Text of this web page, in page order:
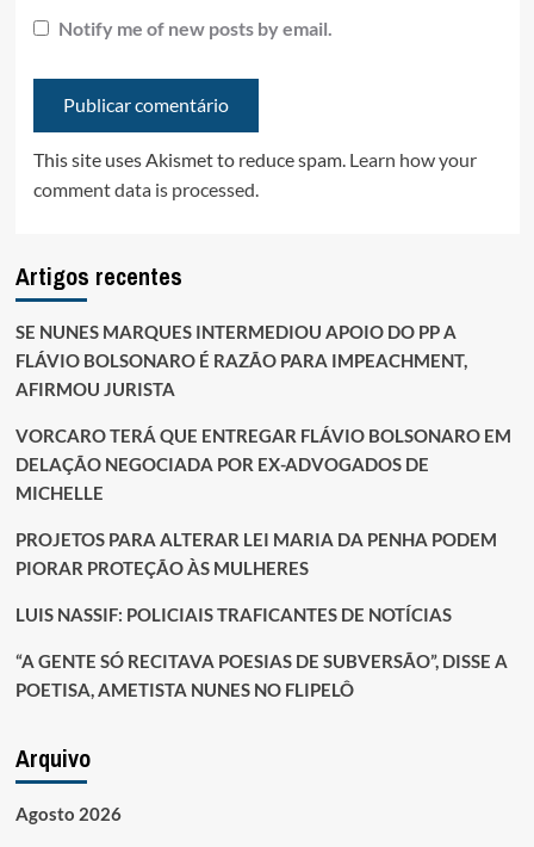
Notify me of new posts by email.
This site uses Akismet to reduce spam. Learn how your
comment data is processed.
Artigos recentes
SE NUNES MARQUES INTERMEDIOU APOIO DO PP A
FLÁVIO BOLSONARO É RAZÃO PARA IMPEACHMENT,
AFIRMOU JURISTA
VORCARO TERÁ QUE ENTREGAR FLÁVIO BOLSONARO EM
DELAÇÃO NEGOCIADA POR EX-ADVOGADOS DE
MICHELLE
PROJETOS PARA ALTERAR LEI MARIA DA PENHA PODEM
PIORAR PROTEÇÃO ÀS MULHERES
LUIS NASSIF: POLICIAIS TRAFICANTES DE NOTÍCIAS
“A GENTE SÓ RECITAVA POESIAS DE SUBVERSÃO”, DISSE A
POETISA, AMETISTA NUNES NO FLIPELÔ
Arquivo
Agosto 2026